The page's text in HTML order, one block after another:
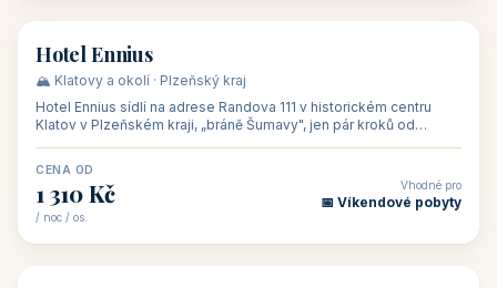
🏨 hotel
Hotel Ennius
🏔️ Klatovy a okolí · Plzeňský kraj
Hotel Ennius sídlí na adrese Randova 111 v historickém centru
Klatov v Plzeňském kraji, „bráně Šumavy", jen pár kroků od
CENA OD
1 310 Kč
/ noc / os.
Vhodné pro
📅 Víkendové pobyty